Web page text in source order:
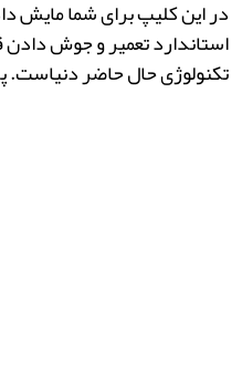
در این کلیپ برای شما مایش
استاندارد تعمیر و جوش
تکنولوژی حال حاضر دنیاست.